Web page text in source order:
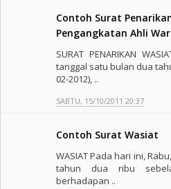
Contoh Surat
Pengangkatan Ahli
SURAT PENARIKAN
tanggal satu bulan dua
02-2012), ..
SABTU, 15/10/2011 20:37
Contoh Surat Wasiat
WASIAT Pada hari ini,
tahun dua ribu
berhadapan ..